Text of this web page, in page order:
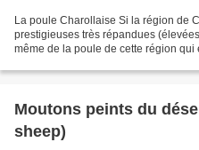
La poule Charollaise Si la région de
prestigieuses très répandues
même de la poule de cette région qui
Moutons peints du
sheep)